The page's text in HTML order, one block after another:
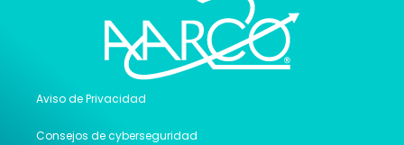
Aviso de Privacidad
Consejos de cyberseguridad